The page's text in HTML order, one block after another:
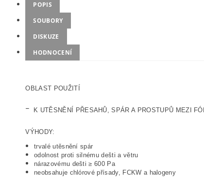
POPIS
SOUBORY
DISKUZE
HODNOCENÍ
OBLAST POUŽITÍ
- K UTĚSNĚNÍ PŘESAHŮ, SPÁR A PROSTUPŮ MEZI
VÝHODY:
trvalé utěsnění spár
odolnost proti silnému dešti a větru
nárazovému dešti ≥ 600 Pa
neobsahuje chlórové přísady, FCKW a halogeny